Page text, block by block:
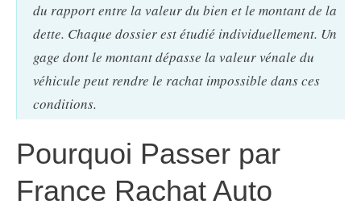
du rapport entre la valeur du bien et le montant de la
dette. Chaque dossier est étudié individuellement. Un
gage dont le montant dépasse la valeur vénale du
véhicule peut rendre le rachat impossible dans ces
conditions.
Pourquoi Passer par
France Rachat Auto